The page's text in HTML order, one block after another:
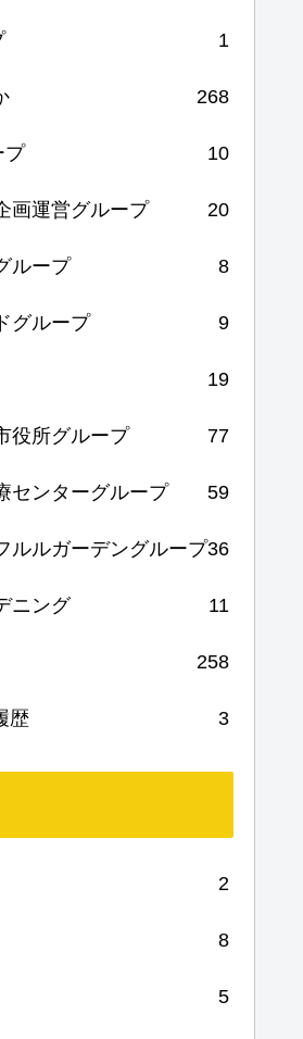
1
268
プ 10
画運営グループ 20
ループ 8
グループ 9
19
役所グループ 77
センターグループ 59
ルルガーデングループ36
ニング 11
258
歴 3
2
8
5